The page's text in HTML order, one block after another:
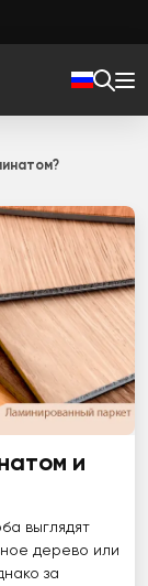
и
выглядят
дерево или
за